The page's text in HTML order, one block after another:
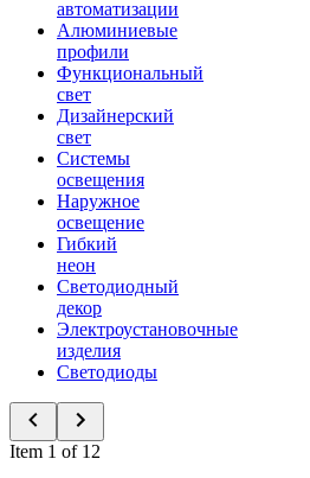
автоматизации
Алюминиевые
профили
Функциональный
свет
Дизайнерский
свет
Системы
освещения
Наружное
освещение
Гибкий
неон
Светодиодный
декор
Электроустановочные
изделия
Светодиоды
Item 1 of 12